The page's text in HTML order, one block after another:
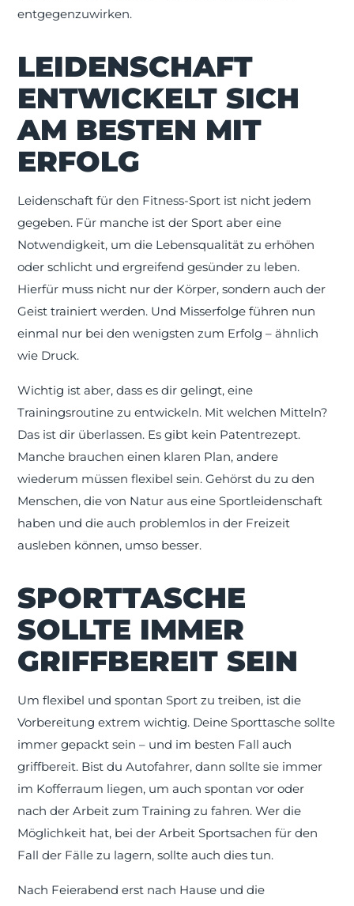
entgegenzuwirken.
LEIDENSCHAFT
ENTWICKELT SICH
AM BESTEN MIT
ERFOLG
Leidenschaft für den Fitness-Sport ist nicht jedem
gegeben. Für manche ist der Sport aber eine
Notwendigkeit, um die Lebensqualität zu erhöhen
oder schlicht und ergreifend gesünder zu leben.
Hierfür muss nicht nur der Körper, sondern auch der
Geist trainiert werden. Und Misserfolge führen nun
einmal nur bei den wenigsten zum Erfolg – ähnlich
wie Druck.
Wichtig ist aber, dass es dir gelingt, eine
Trainingsroutine zu entwickeln. Mit welchen Mitteln?
Das ist dir überlassen. Es gibt kein Patentrezept.
Manche brauchen einen klaren Plan, andere
wiederum müssen flexibel sein. Gehörst du zu den
Menschen, die von Natur aus eine Sportleidenschaft
haben und die auch problemlos in der Freizeit
ausleben können, umso besser.
SPORTTASCHE
SOLLTE IMMER
GRIFFBEREIT SEIN
Um flexibel und spontan Sport zu treiben, ist die
Vorbereitung extrem wichtig. Deine Sporttasche sollte
immer gepackt sein – und im besten Fall auch
griffbereit. Bist du Autofahrer, dann sollte sie immer
im Kofferraum liegen, um auch spontan vor oder
nach der Arbeit zum Training zu fahren. Wer die
Möglichkeit hat, bei der Arbeit Sportsachen für den
Fall der Fälle zu lagern, sollte auch dies tun.
Nach Feierabend erst nach Hause und die